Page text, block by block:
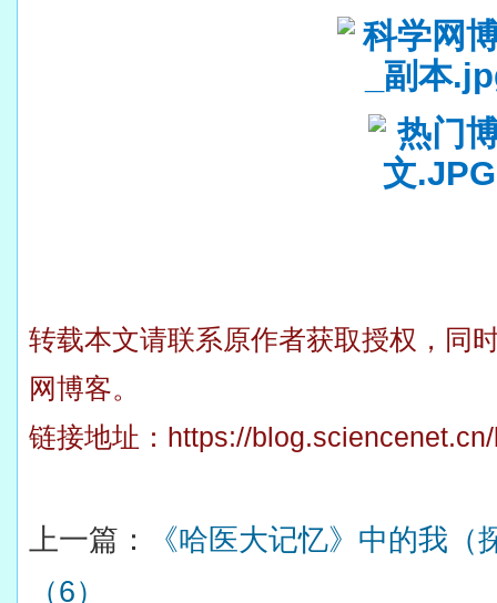
转载本文请联系原作者获取授权，同
网博客。
链接地址： https://
上一篇：
《哈医大记忆》中的我
（6）